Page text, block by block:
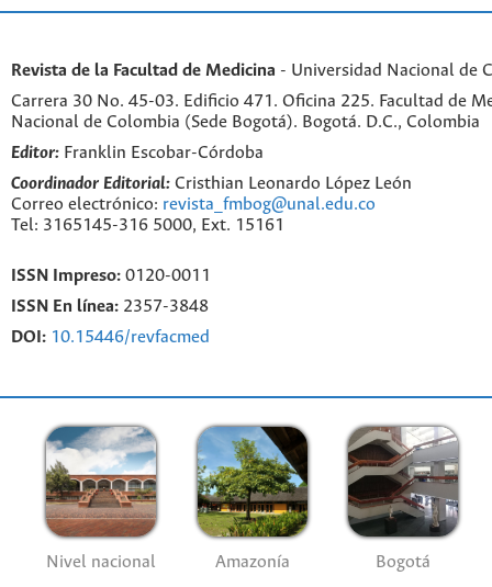
Revista de la Facultad de Medicina - Universidad Nacional de
Carrera 30 No. 45-03. Edificio 471. Oficina 225. Facultad de
Nacional de Colombia (Sede Bogotá). Bogotá. D.C., Colombia
Editor: Franklin Escobar-Córdoba
Coordinador Editorial: Cristhian Leonardo López León
Correo electrónico: revista_fmbog@unal.edu.co
Tel: 3165145-316 5000, Ext. 15161
ISSN Impreso: 0120-0011
ISSN En línea: 2357-3848
DOI: 10.15446/revfacmed
Nivel nacional Amazonía Bogotá